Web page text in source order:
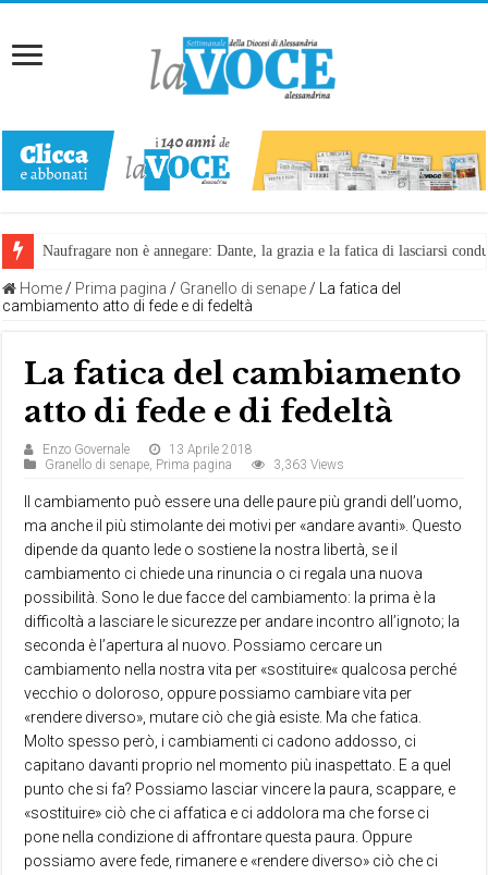
Naufragare non è annegare: Dante, la grazia e la fatica di lasciarsi
Home / Prima pagina / Granello di senape /
La fatica del
cambiamento atto di fede e di fedeltà
La fatica del cambiamento
atto di fede e di fedeltà
Enzo Governale
13 Aprile 2018
Granello di senape, Prima pagina 3,363 Views
Il cambiamento può essere una delle paure più grandi dell’uomo,
ma anche il più stimolante dei motivi per «andare avanti». Questo
dipende da quanto lede o sostiene la nostra libertà, se il
cambiamento ci chiede una rinuncia o ci regala una nuova
possibilità. Sono le due facce del cambiamento: la prima è la
difficoltà a lasciare le sicurezze per andare incontro all’ignoto; la
seconda è l’apertura al nuovo. Possiamo cercare un
cambiamento nella nostra vita per «sostituire« qualcosa perché
vecchio o doloroso, oppure possiamo cambiare vita per
«rendere diverso», mutare ciò che già esiste. Ma che fatica.
Molto spesso però, i cambiamenti ci cadono addosso, ci
capitano davanti proprio nel momento più inaspettato. E a quel
punto che si fa? Possiamo lasciar vincere la paura, scappare, e
«sostituire» ciò che ci affatica e ci addolora ma che forse ci
pone nella condizione di affrontare questa paura. Oppure
possiamo avere fede, rimanere e «rendere diverso» ciò che ci